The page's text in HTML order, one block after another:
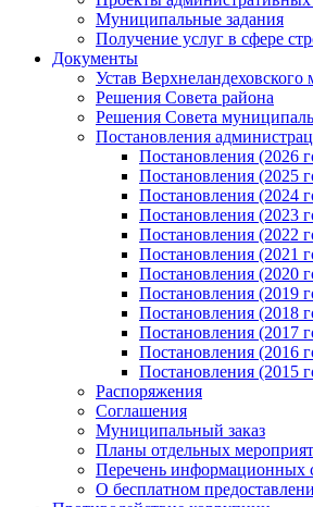
Муниципальные задания
Получение услуг в сфере
Документы
Устав
Решения Совета района
Решения Совета
Постановления
Постановления (2026
Постановления (2025
Постановления (2024
Постановления (2023
Постановления (2022
Постановления (2021
Постановления (2020
Постановления (2019
Постановления (2018
Постановления (2017
Постановления (2016
Постановления (2015
Распоряжения
Соглашения
Муниципальный заказ
Планы отдельных
Перечень информационных
О бесплатном